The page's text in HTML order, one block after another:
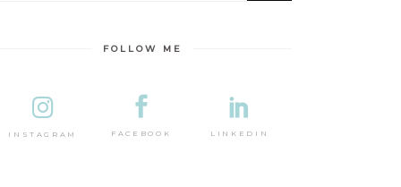
FOLLOW ME
INSTAGRAM FACEBOOK LINKEDIN